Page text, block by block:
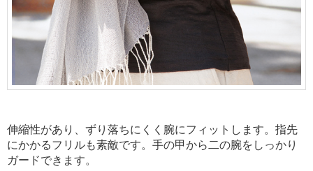
伸縮性があり、ずり落ちにくく腕にフィットします。指先
にかかるフリルも素敵です。手の甲から二の腕をしっかり
ガードできます。